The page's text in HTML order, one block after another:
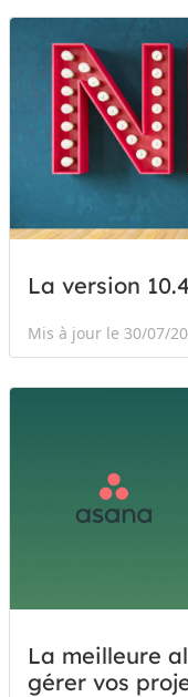
La version
Mis à jour le 30/07/
La meilleure
gérer vos